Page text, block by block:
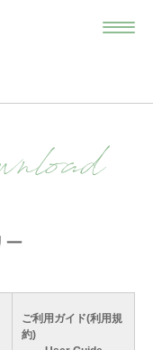
ー
ご利用ガイド(利用規
約)